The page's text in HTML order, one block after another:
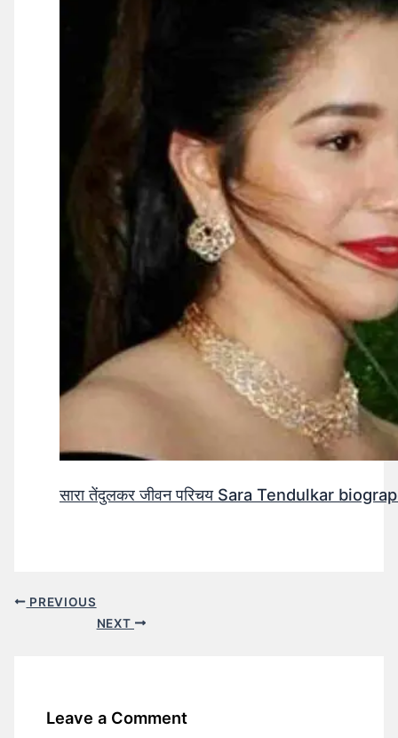
सारा तेंदुलकर जीवन परिचय Sara Tendulkar
PREVIOUS
NEXT
Leave a Comment